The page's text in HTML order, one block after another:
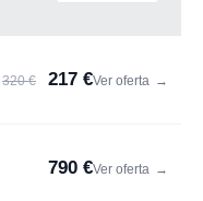
320 € 217 €Ver oferta →
790 €Ver oferta →